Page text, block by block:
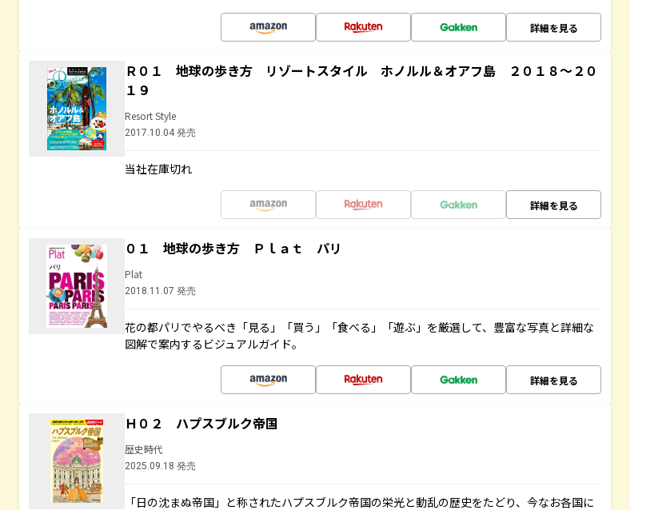
詳細を見る
Ｒ０１ 地球の歩き方 リゾートスタイル ホノルル＆オアフ島 ２０１８～２０
１９
Resort Style
2017.10.04 発売
当社在庫切れ
詳細を見る
０１ 地球の歩き方 Ｐｌａｔ パリ
Plat
2018.11.07 発売
花の都パリでやるべき「見る」「買う」「食べる」「遊ぶ」を厳選して、豊富な写真と詳細な
図解で案内するビジュアルガイド。
詳細を見る
Ｈ０２ ハプスブルク帝国
歴史時代
2025.09.18 発売
「日の沈まぬ帝国」と称されたハプスブルク帝国の栄光と動乱の歴史をたどり、今なお各国に